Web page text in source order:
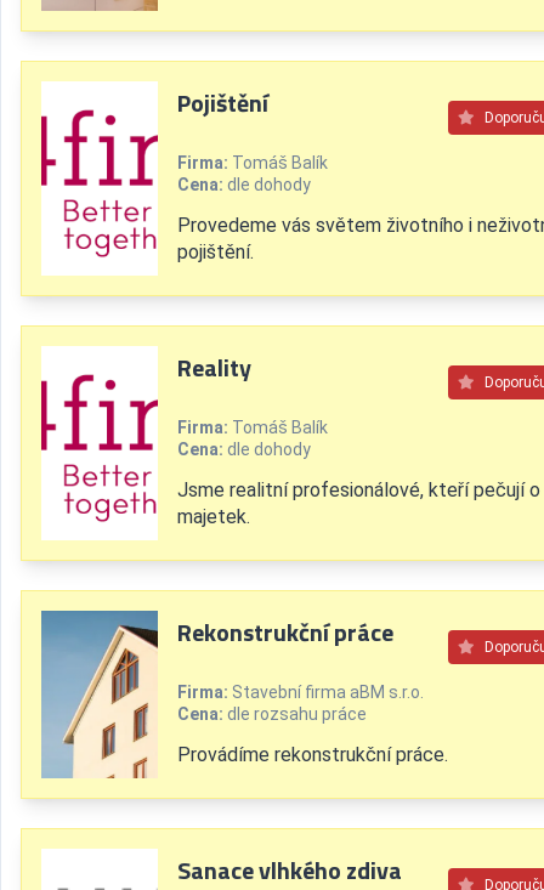
Pojištění
Firma: Tomáš Balík
Cena: dle dohody
Provedeme vás světem životního i
pojištění.
Reality
Firma: Tomáš Balík
Cena: dle dohody
Jsme realitní profesionálové, kteří pečují o
majetek.
Rekonstrukční práce
Firma: Stavební firma aBM s.r.o.
Cena: dle rozsahu práce
Provádíme rekonstrukční práce.
Sanace vlhkého zdiva